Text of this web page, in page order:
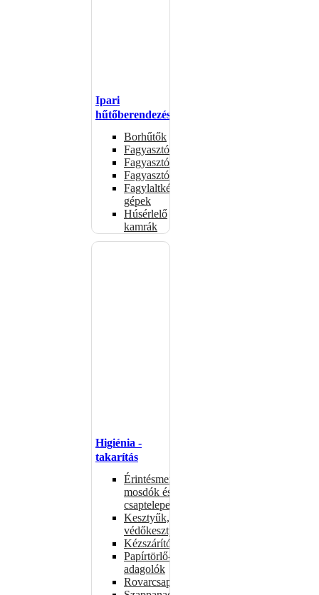
Ipari
hűtőberendezések
Borhűtők
Fagyasztóasztalok
Fagyasztóládák
Fagyasztószekrények
Fagylaltkészítő
gépek
Húsérlelő
kamrák
Higiénia -
takarítás
Érintésmentes
mosdók és
csaptelepek
Kesztyűk,
védőkesztyűk
Kézszárítók
Papírtörlő-
adagolók
Rovarcsapdák